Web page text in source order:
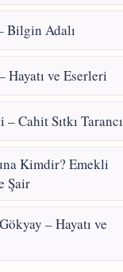
Bilgin Adalı
Hayatı ve Eserleri
Cahit Sıtkı Tarancı
Kimdir? Emekli
Şair
– Hayatı ve